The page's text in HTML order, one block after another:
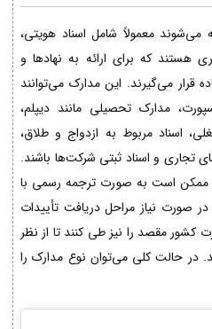
معمولاً شامل اسناد هویتی،
که برای ارائه به نهادها و
قرار می‌گیرند. این مدارک می‌توانند
مدارک تحصیلی مانند دیپلم،
اسناد مربوط به ازدواج و طلاق،
تجاری و اسناد ثبتی شرکت‌ها باشند.
ممکن است به صورت ترجمه رسمی با
صورت نیاز مراحل دریافت تأییدات
کشور مقصد را نیز طی کنند تا از نظر
در حالت کلی می‌توان نوع مدارک را